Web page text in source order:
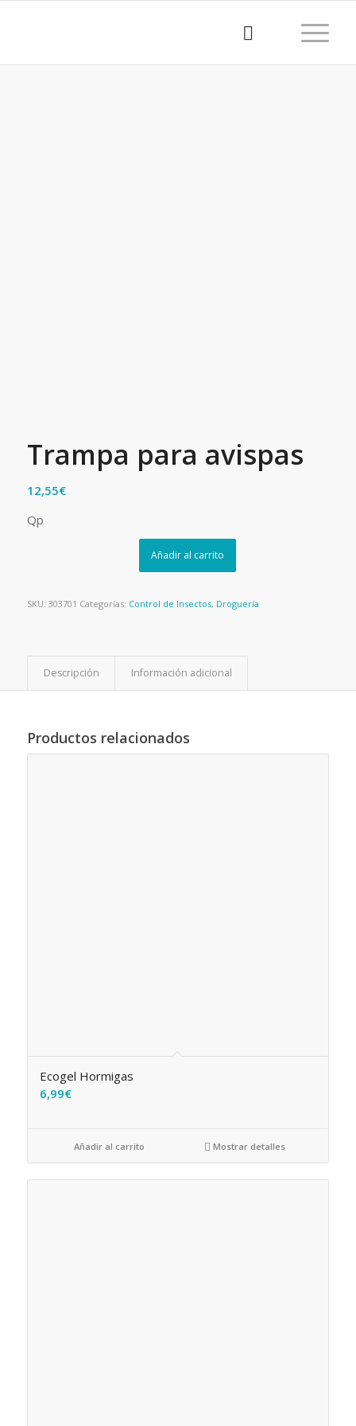
Trampa para avispas
12,55€
Qp
Añadir al carrito
SKU: 303701 Categorías: Control de Insectos, Droguería
Descripción Información adicional
Productos relacionados
Ecogel Hormigas
6,99€
Añadir al carrito Mostrar detalles